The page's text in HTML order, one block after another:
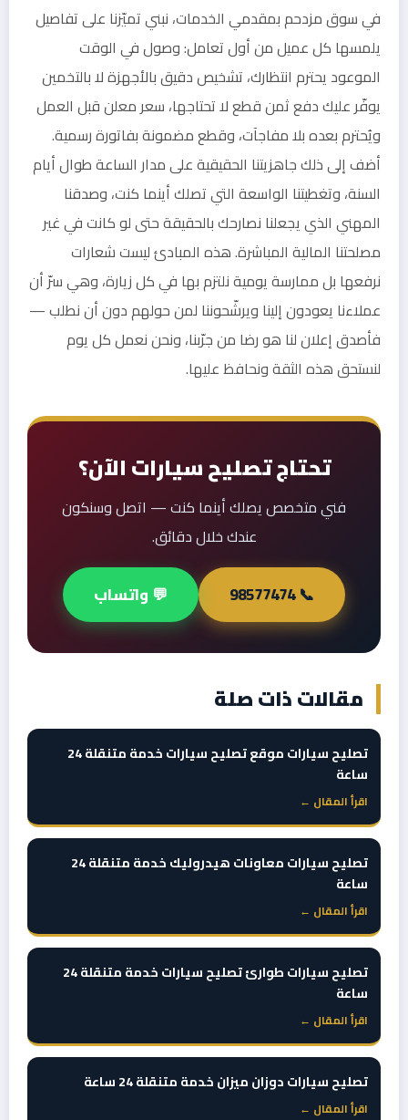
في سوق مزدحم بمقدمي الخدمات، نبني تميّزنا على تفاصيل
يلمسها كل عميل من أول تعامل: وصول في الوقت
الموعود يحترم انتظارك، تشخيص دقيق بالأجهزة لا بالتخمين
يوفّر عليك دفع ثمن قطع لا تحتاجها، سعر معلن قبل العمل
ويُحترم بعده بلا مفاجآت، وقطع مضمونة بفاتورة رسمية.
أضف إلى ذلك جاهزيتنا الحقيقية على مدار الساعة طوال أيام
السنة، وتغطيتنا الواسعة التي تصلك أينما كنت، وصدقنا
المهني الذي يجعلنا نصارحك بالحقيقة حتى لو كانت في غير
مصلحتنا المالية المباشرة. هذه المبادئ ليست شعارات
نرفعها بل ممارسة يومية نلتزم بها في كل زيارة، وهي سرّ أن
عملاءنا يعودون إلينا ويرشّحوننا لمن حولهم دون أن نطلب —
فأصدق إعلان لنا هو رضا من جرّبنا، ونحن نعمل كل يوم
لنستحق هذه الثقة ونحافظ عليها.
تحتاج تصليح سيارات الآن؟
فني متخصص يصلك أينما كنت — اتصل وسنكون
عندك خلال دقائق.
📞 98577474 💬 واتساب
مقالات ذات صلة
تصليح سيارات موقع تصليح سيارات خدمة متنقلة 24
ساعة
اقرأ المقال ←
تصليح سيارات معاونات هيدروليك خدمة متنقلة 24
ساعة
اقرأ المقال ←
تصليح سيارات طوارئ تصليح سيارات خدمة متنقلة 24
ساعة
اقرأ المقال ←
تصليح سيارات دوزان ميزان خدمة متنقلة 24 ساعة
اقرأ المقال ←